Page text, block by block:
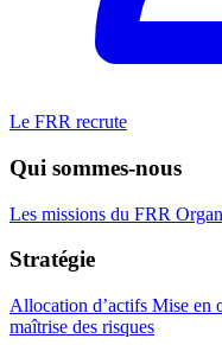
Le FRR recrute
Qui sommes-nous
Les missions du FRR
Stratégie
Allocation d’actifs Mise en
maîtrise des risques